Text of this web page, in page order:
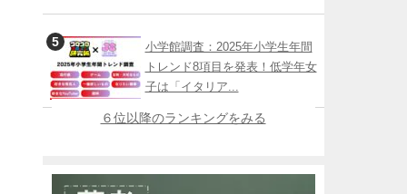
小学館調査：2025年小学生年間
トレンド8項目を発表！低学年女
子は「イタリア...
６位以降のランキングをみる